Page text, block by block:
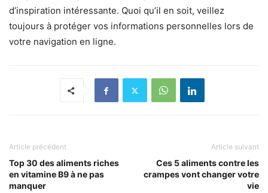
d’inspiration intéressante. Quoi qu’il en soit, veillez
toujours à protéger vos informations personnelles lors de
votre navigation en ligne.
Article précédent
Top 30 des aliments riches
en vitamine B9 à ne pas
manquer
Article suivant
Ces 5 aliments contre les
crampes vont changer votre
vie